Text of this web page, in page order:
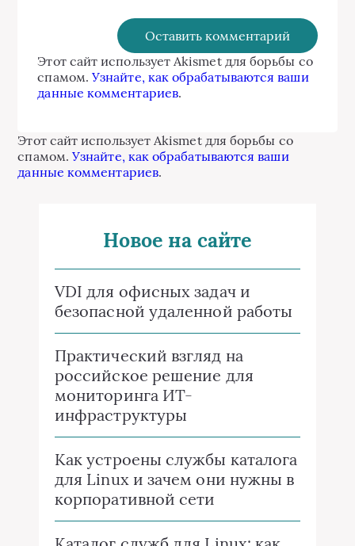
Этот сайт использует Akismet для борьбы со
спамом.Узнайте, как обрабатываются ваши
данные комментариев.
Этот сайт использует Akismet для борьбы со
спамом.Узнайте, как обрабатываются ваши
данные комментариев.
Новое на сайте
VDI для офисных задач и
безопасной удаленной работы
Практический взгляд на
российское решение для
мониторинга ИТ-
инфраструктуры
Как устроены службы каталога
для Linux и зачем они нужны в
корпоративной сети